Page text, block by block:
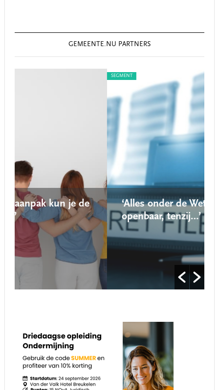
GEMEENTE.NU PARTNERS
‘Alles onder de Wet open overheid is
openbaar, tenzij…’